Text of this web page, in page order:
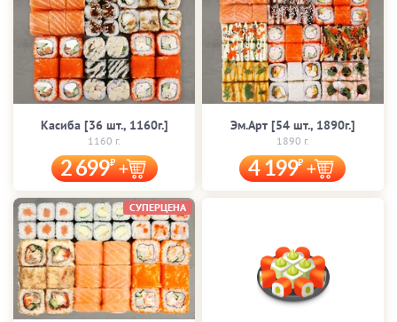
Касиба [36 шт., 1160г.]
1160 г.
2 699
Эм.Арт [54 шт., 1890г.]
1890 г.
4 199
СУПЕРЦЕНА